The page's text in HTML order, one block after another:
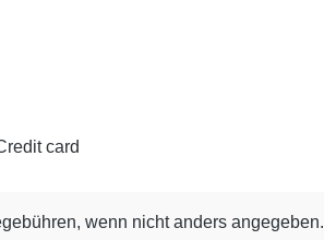
wenn nicht anders angegeben.